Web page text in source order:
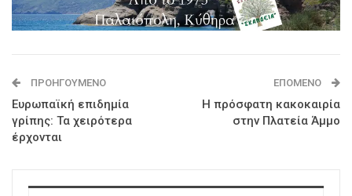
ΠΡΟΗΓΟΎΜΕΝΟ
Ευρωπαϊκή επιδημία
γρίπης: Τα χειρότερα
έρχονται
ΕΠΌΜΕΝΟ
Η πρόσφατη κακοκαιρία
στην Πλατεία Άμμο